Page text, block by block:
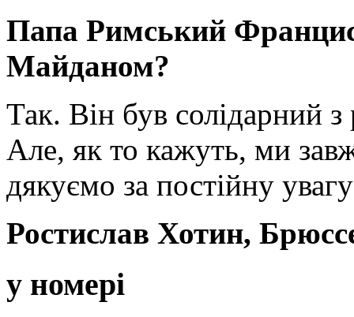
Папа Римський
Майданом?
Так. Він був солідарний
Але, як то кажуть, ми
дякуємо за постійну
Ростислав Хотин,
у номері